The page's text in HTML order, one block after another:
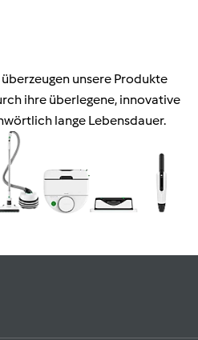
unsere Produkte
ihre überlegene, innovative
lange Lebensdauer.